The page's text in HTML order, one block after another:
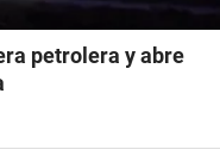
petrolera y abre